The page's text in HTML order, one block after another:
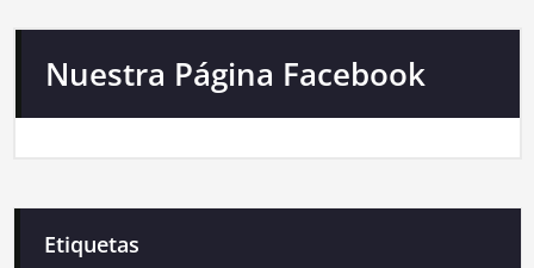
Nuestra Página Facebook
Etiquetas